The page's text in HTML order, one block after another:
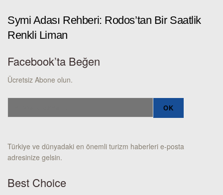
Symi Adası Rehberi: Rodos’tan Bir Saatlik
Renkli Liman
Facebook’ta Beğen
Ücretsiz Abone olun.
Türkiye ve dünyadaki en önemli turizm haberleri e-posta
adresinize gelsin.
Best Choice